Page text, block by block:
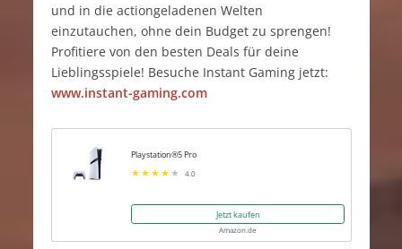
und in die actiongeladenen Welten
einzutauchen, ohne dein Budget zu sprengen!
Profitiere von den besten Deals für deine
Lieblingsspiele! Besuche Instant Gaming jetzt:
www.instant-gaming.com
Playstation®5 Pro
4.0
Jetzt kaufen
Amazon.de